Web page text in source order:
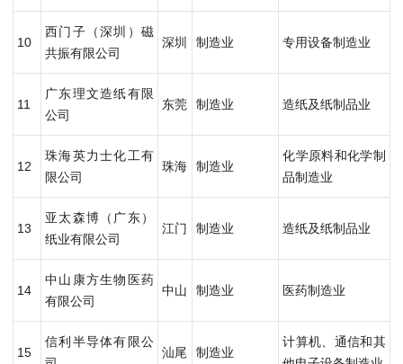
10
西门子（深圳）磁
共振有限公司
深圳 制造业 专用设备制造业
11
广东理文造纸有限
公司
东莞 制造业 造纸及纸制品业
12
珠海英力士化工有
限公司
珠海 制造业
化学原料和化学制
品制造业
13
亚太森博（广东）
纸业有限公司
江门 制造业 造纸及纸制品业
14
中山康方生物医药
有限公司
中山 制造业 医药制造业
15
信利半导体有限公
汕尾 制造业
计算机、通信和其